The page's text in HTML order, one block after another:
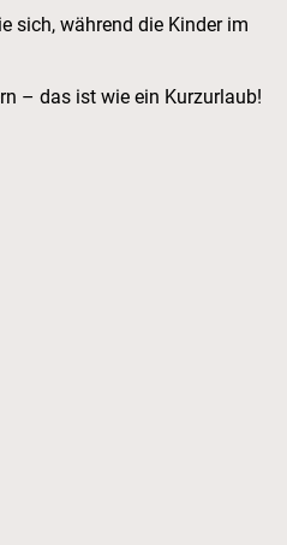
sich, während die Kinder im
– das ist wie ein Kurzurlaub!